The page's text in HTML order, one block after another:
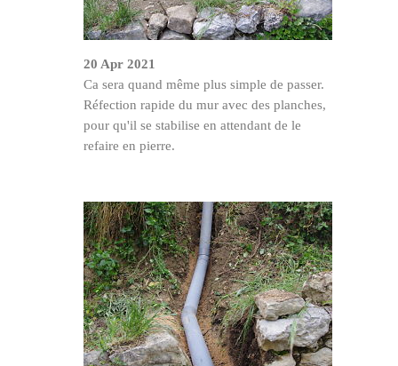
20 Apr 2021
Ca sera quand même plus simple de passer.
Réfection rapide du mur avec des planches,
pour qu'il se stabilise en attendant de le
refaire en pierre.